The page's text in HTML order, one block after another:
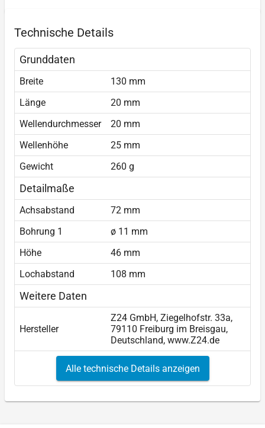
Technische Details
Grunddaten
Breite
130 mm
Länge
20 mm
Wellendurchmesser
20 mm
Wellenhöhe
25 mm
Gewicht
260 g
Detailmaße
Achsabstand
72 mm
Bohrung 1
ø 11 mm
Höhe
46 mm
Lochabstand
108 mm
Weitere Daten
Hersteller
Z24 GmbH, Ziegelhofstr. 33a,
79110 Freiburg im Breisgau,
Deutschland, www.Z24.de
Alle technische Details anzeigen